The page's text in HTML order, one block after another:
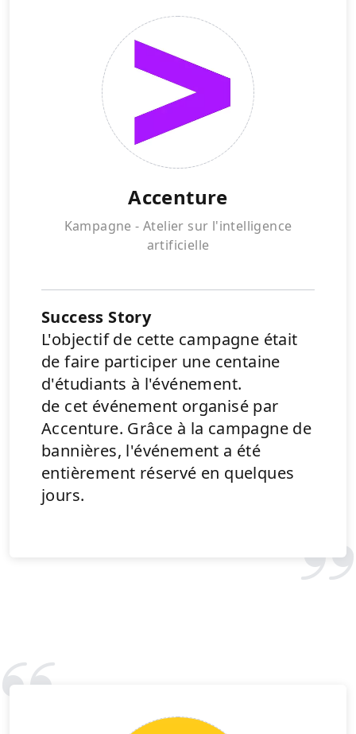
Accenture
Kampagne - Atelier sur l'intelligence
artificielle
Success Story
L'objectif de cette campagne était
de faire participer une centaine
d'étudiants à l'événement.
de cet événement organisé par
Accenture. Grâce à la campagne de
bannières, l'événement a été
entièrement réservé en quelques
jours.